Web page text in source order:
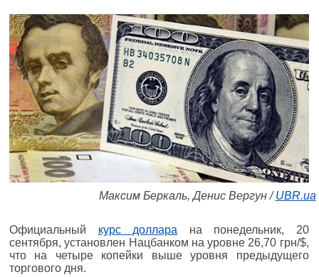
Максим Беркаль, Денис Вергун /UBR.ua
Официальный курс доллара на понедельник, 20
сентября, установлен Нацбанком на уровне 26,70 грн/$,
что на четыре копейки выше уровня предыдущего
торгового дня.